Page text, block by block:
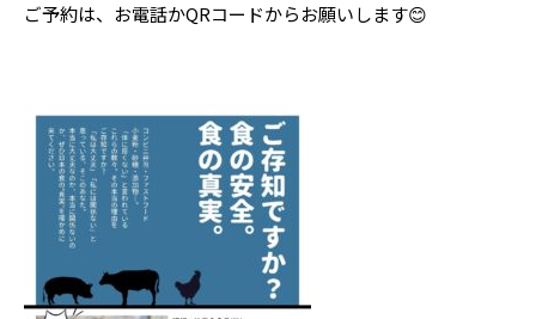
ご予約は、お電話かQRコードからお願いします😊